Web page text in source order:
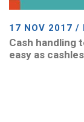
17 NOV 2017 /
Cash handling
easy as